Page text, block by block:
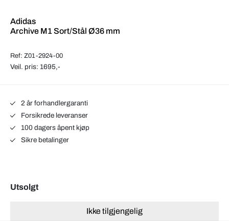
Adidas
Archive M1 Sort/Stål Ø36 mm
Ref: Z01-2924-00
Veil. pris: 1695,-
2 år forhandlergaranti
Forsikrede leveranser
100 dagers åpent kjøp
Sikre betalinger
Utsolgt
Ikke tilgjengelig